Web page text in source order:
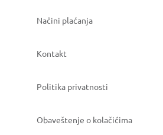
Načini plaćanja
Kontakt
Politika privatnosti
Obaveštenje o kolačićima